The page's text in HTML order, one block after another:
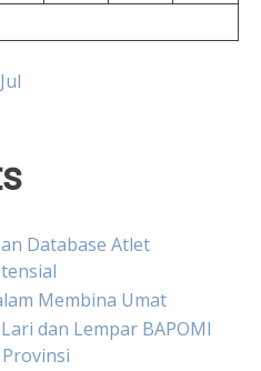
Database Atlet
Membina Umat
dan Lempar BAPOMI